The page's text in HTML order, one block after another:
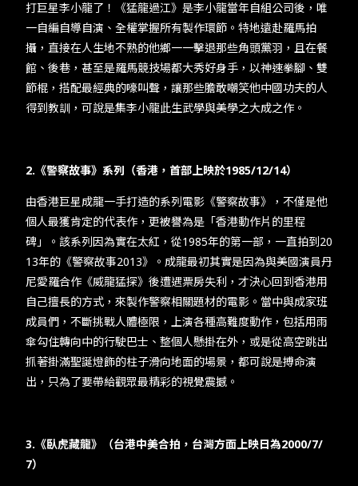
打巨星李小龍了！《猛龍過江》是李小龍當年自組公司後，唯
一自編自導自演、全權掌握所有製作環節。特地遠赴羅馬拍
攝，直接在人生地不熟的他鄉一一擊退那些角頭黨羽，且在餐
館、後巷，甚至是羅馬競技場都大秀好身手，以神速拳腳、雙
節棍，搭配最經典的嚎叫聲，讓那些膽敢嘲笑他中國功夫的人
得到教訓，可說是集李小龍此生武學與美學之大成之作。
2.《警察故事》系列（香港，首部上映於1985/12/14）
由香港巨星成龍一手打造的系列電影《警察故事》，不僅是他
個人最獲肯定的代表作，更被譽為是「香港動作片的里程
碑」。該系列因為實在太紅，從1985年的第一部，一直拍到20
13年的《警察故事2013》。成龍最初其實是因為與美國演員丹
尼愛羅合作《威龍猛探》後遭遇票房失利，才決心回到香港用
自己擅長的方式，來製作警察相關題材的電影。當中與成家班
成員們，不斷挑戰人體極限，上演各種高難度動作，包括用雨
傘勾住轉向中的行駛巴士、整個人懸掛在外，或是從高空跳出
抓著掛滿聖誕燈飾的柱子滑向地面的場景，都可說是搏命演
出，只為了要帶給觀眾最精彩的視覺震撼。
3.《臥虎藏龍》（台港中美合拍，台灣方面上映日為2000/7/
7）